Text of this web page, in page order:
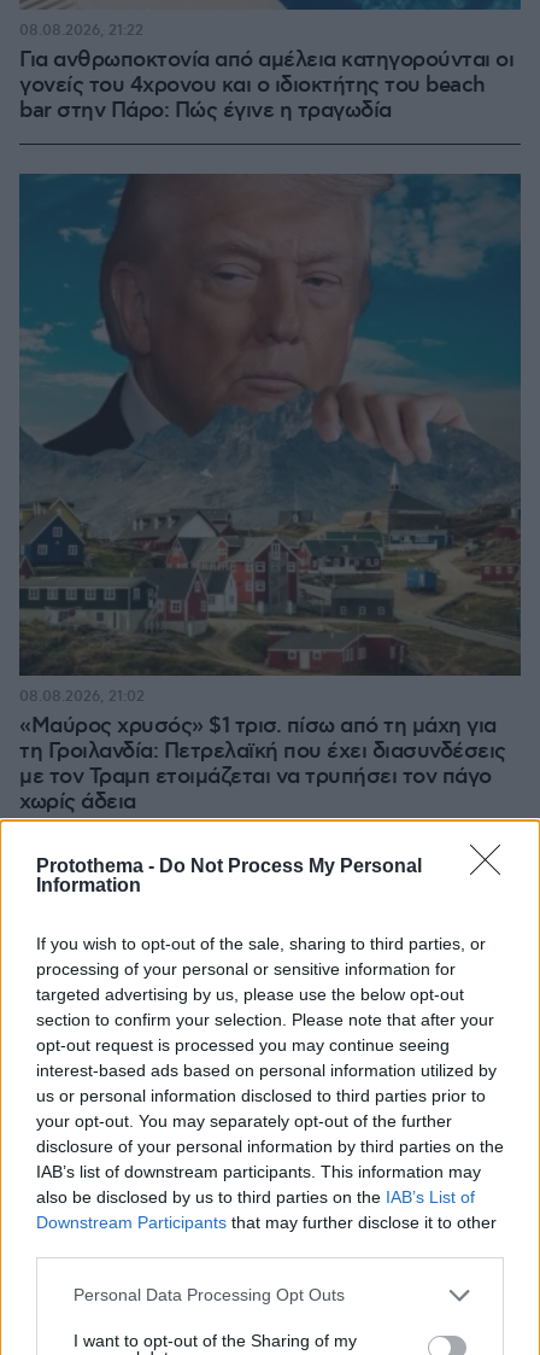
Protothema - Do Not Process My Personal
Information
If you wish to opt-out of the sale, sharing to third parties, or
processing of your personal or sensitive information for
targeted advertising by us, please use the below opt-out
section to confirm your selection. Please note that after your
opt-out request is processed you may continue seeing
interest-based ads based on personal information utilized by
us or personal information disclosed to third parties prior to
your opt-out. You may separately opt-out of the further
disclosure of your personal information by third parties on the
IAB’s list of downstream participants. This information may
also be disclosed by us to third parties on the IAB’s List of
Downstream Participants that may further disclose it to other
Please note that this website/app uses one or more Google
not limited to your visit or usage behaviour. You may click to
Personal Data Processing Opt Outs
I want to opt-out of the Sharing of my
Για ανθρωποκτονία από αμέλεια κατηγορούνται οι
γονείς του 4χρονου και ο ιδιοκτήτης του beach
bar στην Πάρο: Πώς έγινε η τραγωδία
08.08.2026, 21:22
«Μαύρος χρυσός» $1 τρισ. πίσω από τη μάχη για
τη Γροιλανδία: Πετρελαϊκή που έχει διασυνδέσεις
με τον Τραμπ ετοιμάζεται να τρυπήσει τον πάγο
χωρίς άδεια
08.08.2026, 21:02
Εγκαταλείπει το κόμμα Καρυστιανού
και ο επιχειρηματίας Νίκος
κάστα, «λένε προδότες και
πληρωμένους όσους αποχωρούν»
08.08.2026, 18:48 198
Τραγωδία στην Πάρο: Πνίγηκε
4χρονος σε πισίνα beach bar, βούτηξε
ο μπάρμαν για να τον σώσει
08.08.2026, 19:36 97
Αντόνιο Μπαντέρας: Ήξερα ότι δεν θα
Χόλιγουντ, δεν ήταν γραφτό να